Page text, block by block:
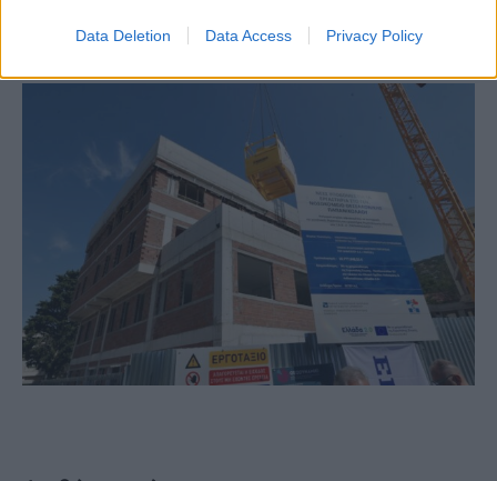
Data Deletion Data Access Privacy Policy